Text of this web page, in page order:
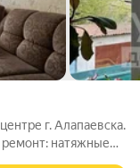
г. Алапаевска.
натяжные